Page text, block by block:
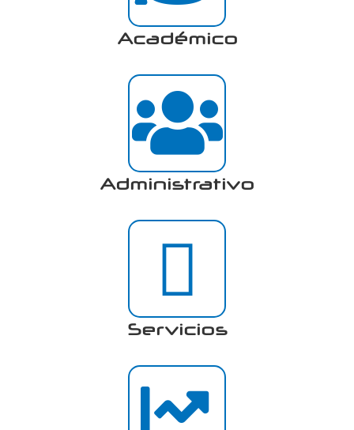
Académico
Administrativo
Servicios